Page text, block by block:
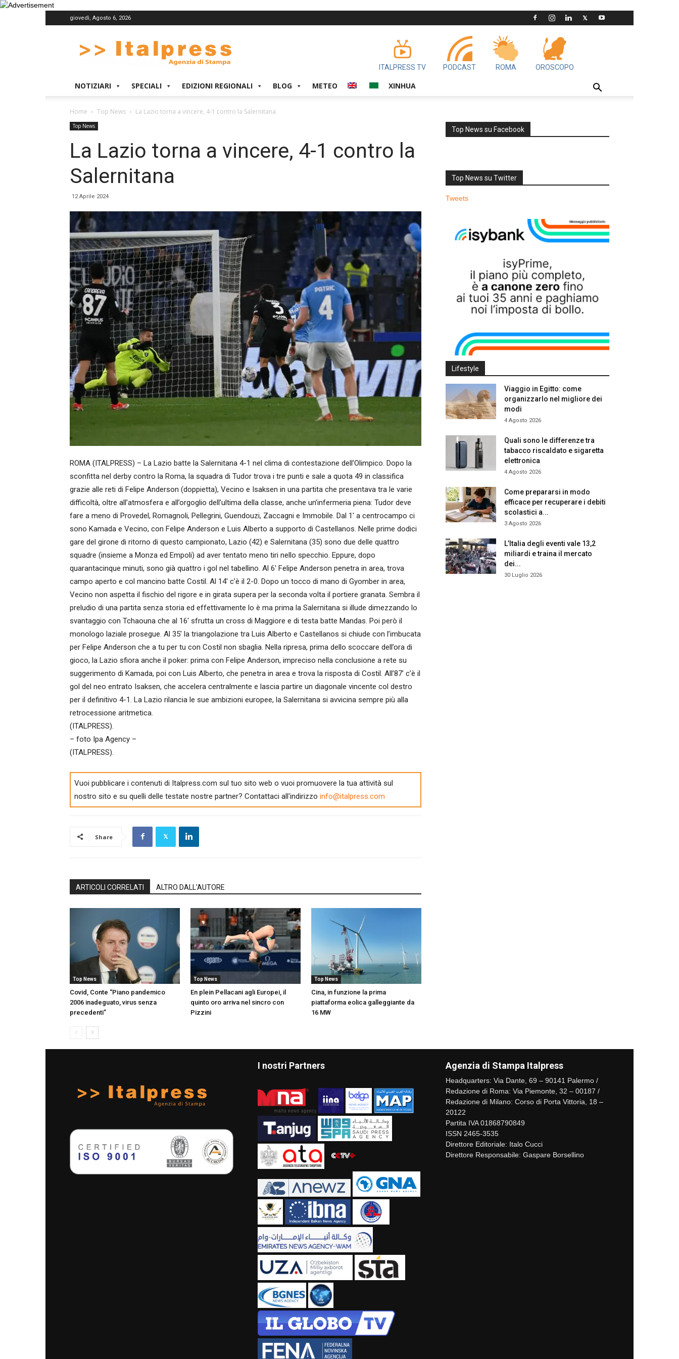
giovedì, Agosto 6, 2026
ITALPRESS TV PODCAST ROMA OROSCOPO
NOTIZIARI SPECIALI EDIZIONI REGIONALI BLOG METEO XINHUA
Home Top News La Lazio torna a vincere, 4-1 contro la Salernitana
Top News
La Lazio torna a vincere, 4-1 contro la
Salernitana
12 Aprile 2024
ROMA (ITALPRESS) – La Lazio batte la Salernitana 4-1 nel clima di contestazione dell’Olimpico. Dopo la
sconfitta nel derby contro la Roma, la squadra di Tudor trova i tre punti e sale a quota 49 in classifica
grazie alle reti di Felipe Anderson (doppietta), Vecino e Isaksen in una partita che presentava tra le varie
difficoltà, oltre all’atmosfera e all’orgoglio dell’ultima della classe, anche un’infermeria piena: Tudor deve
fare a meno di Provedel, Romagnoli, Pellegrini, Guendouzi, Zaccagni e Immobile. Dal 1′ a centrocampo ci
sono Kamada e Vecino, con Felipe Anderson e Luis Alberto a supporto di Castellanos. Nelle prime dodici
gare del girone di ritorno di questo campionato, Lazio (42) e Salernitana (35) sono due delle quattro
squadre (insieme a Monza ed Empoli) ad aver tentato meno tiri nello specchio. Eppure, dopo
quarantacinque minuti, sono già quattro i gol nel tabellino. Al 6′ Felipe Anderson penetra in area, trova
campo aperto e col mancino batte Costil. Al 14′ c’è il 2-0. Dopo un tocco di mano di Gyomber in area,
Vecino non aspetta il fischio del rigore e in girata supera per la seconda volta il portiere granata. Sembra il
preludio di una partita senza storia ed effettivamente lo è ma prima la Salernitana si illude dimezzando lo
svantaggio con Tchaouna che al 16′ sfrutta un cross di Maggiore e di testa batte Mandas. Poi però il
monologo laziale prosegue. Al 35′ la triangolazione tra Luis Alberto e Castellanos si chiude con l’imbucata
per Felipe Anderson che a tu per tu con Costil non sbaglia. Nella ripresa, prima dello scoccare dell’ora di
gioco, la Lazio sfiora anche il poker: prima con Felipe Anderson, impreciso nella conclusione a rete su
suggerimento di Kamada, poi con Luis Alberto, che penetra in area e trova la risposta di Costil. All’87’ c’è il
gol del neo entrato Isaksen, che accelera centralmente e lascia partire un diagonale vincente col destro
per il definitivo 4-1. La Lazio rilancia le sue ambizioni europee, la Salernitana si avvicina sempre più alla
retrocessione aritmetica.
(ITALPRESS).
– foto Ipa Agency –
(ITALPRESS).
Vuoi pubblicare i contenuti di Italpress.com sul tuo sito web o vuoi promuovere la tua attività sul
nostro sito e su quelli delle testate nostre partner? Contattaci all'indirizzo info@italpress.com
Share
ARTICOLI CORRELATI ALTRO DALL'AUTORE
Top News
Covid, Conte “Piano pandemico
2006 inadeguato, virus senza
precedenti”
Top News
En plein Pellacani agli Europei, il
quinto oro arriva nel sincro con
Pizzini
Top News
Cina, in funzione la prima
piattaforma eolica galleggiante da
16 MW
Top News su Facebook
Top News su Twitter
Tweets
Lifestyle
Viaggio in Egitto: come
organizzarlo nel migliore dei
modi
4 Agosto 2026
Quali sono le differenze tra
tabacco riscaldato e sigaretta
elettronica
4 Agosto 2026
Come prepararsi in modo
efficace per recuperare i debiti
scolastici a...
3 Agosto 2026
L’Italia degli eventi vale 13,2
miliardi e traina il mercato
dei...
30 Luglio 2026
I nostri Partners Agenzia di Stampa Italpress
Headquarters: Via Dante, 69 – 90141 Palermo /
Redazione di Roma: Via Piemonte, 32 – 00187 /
Redazione di Milano: Corso di Porta Vittoria, 18 –
20122
Partita IVA 01868790849
ISSN 2465-3535
Direttore Editoriale: Italo Cucci
Direttore Responsabile: Gaspare Borsellino